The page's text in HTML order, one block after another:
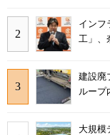
インフ
工」、
建設廃
ループ
大規